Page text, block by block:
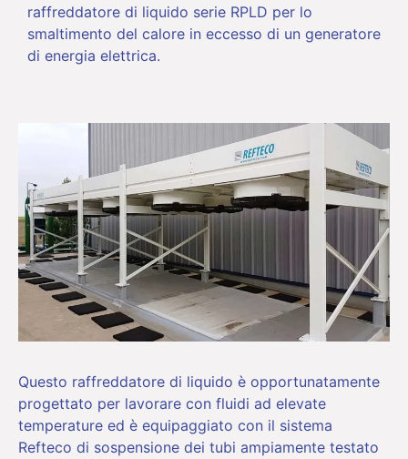
raffreddatore di liquido serie RPLD per lo
smaltimento del calore in eccesso di un generatore
di energia elettrica.
Questo raffreddatore di liquido è opportunatamente
progettato per lavorare con fluidi ad elevate
temperature ed è equipaggiato con il sistema
Refteco di sospensione dei tubi ampiamente testato